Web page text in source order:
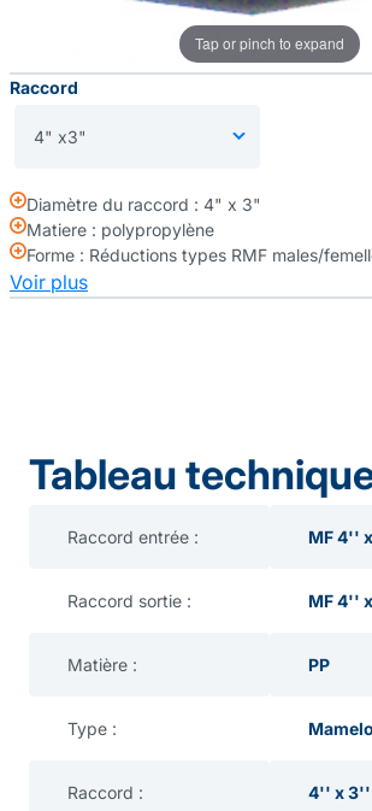
Tap or pinch to expand
Diamètre du raccord : 4" x 3"
Matiere : polypropylène
Forme : Réductions types RMF males/
Voir plus
Raccord
Tableau
Raccord entrée : MF 4''
Raccord sortie : MF 4''
Matière : PP
Type :
Raccord : 4'' x 3''